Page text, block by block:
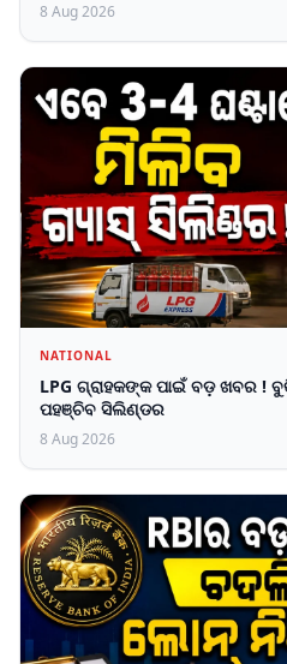
8 Aug 2026
NATIONAL
LPG ଗ୍ରାହକଙ୍କ ପାଇଁ ବଡ଼ ଖବର !
ପହଞ୍ଚିବ ସିଲିଣ୍ଡର
8 Aug 2026